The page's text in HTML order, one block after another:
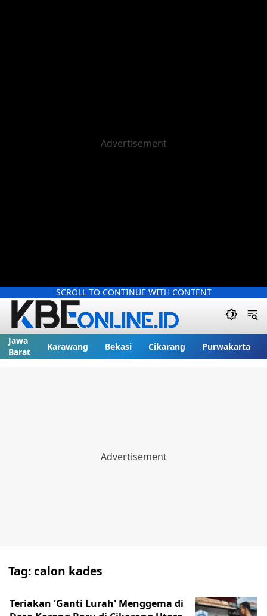
SCROLL TO CONTINUE WITH CONTENT
Jawa
Barat
Karawang Bekasi Cikarang Purwakarta
Tag:calon kades
Teriakan 'Ganti Lurah' Menggema di